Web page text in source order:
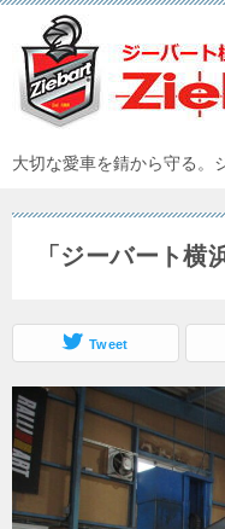
大切な愛車を錆から守る。
「ジーバート横
Tweet